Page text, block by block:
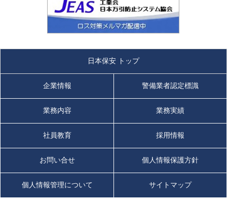
日本保安 トップ
企業情報 警備業者認定標識
業務内容 業務実績
社員教育 採用情報
お問い合せ 個人情報保護方針
個人情報管理について サイトマップ